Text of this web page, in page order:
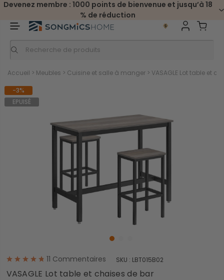
Devenez membre : 1000 points de bienvenue et jusqu’à 18
% de réduction
Accueil > Meubles > Cuisine et salle à manger > VASAGLE Lot table et
-3%
EPUISÉ
11 Commentaires SKU : LBT015B02
VASAGLE Lot table et chaises de bar